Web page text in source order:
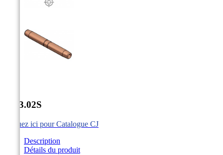
CJ-3.02S
Cliquez ici pour Catalogue CJ
Description
Détails du produit